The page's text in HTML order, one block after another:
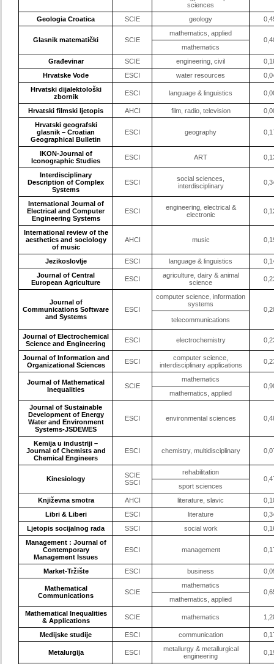
sciences
Geologia Croatica
SCIE geology
Glasnik matematički SCIE
mathematics, applied
mathematics
Građevinar
SCIE engineering, civil
Hrvatske Vode
ESCI water resources
Hrvatski dijalektološki
zbornik
ESCI language & linguistics
Hrvatski filmski ljetopis AHCI film, radio, television
Hrvatski geografski
glasnik – Croatian
Geographical Bulletin
ESCI geography
IKON-Journal of
Iconographic Studies
ESCI ART
Interdisciplinary
Description of Complex
Systems
ESCI
social sciences,
interdisciplinary
International Journal of
Electrical and Computer
Engineering Systems
ESCI
engineering, electrical &
electronic
International review of the
aesthetics and sociology
of music
AHCI music
Jezikoslovlje ESCI language & linguistics
Journal of Central
European Agriculture
ESCI
agriculture, dairy & animal
science
Journal of
Communications Software
and Systems
ESCI
computer science, information
systems
telecommunications
Journal of Electrochemical
Science and Engineering
ESCI electrochemistry
Journal of Information and
Organizational Sciences
ESCI
computer science,
interdisciplinary applications
Journal of Mathematical
Inequalities
SCIE
mathematics
mathematics, applied
Journal of Sustainable
Development of Energy
Water and Environment
Systems-JSDEWES
ESCI environmental sciences
Kemija u industriji –
Journal of Chemists and
Chemical Engineers
ESCI chemistry, multidisciplinary
Kinesiology
SCIE
SSCI
rehabilitation
sport sciences
Književna smotra
AHCI literature, slavic
Libri & Liberi
ESCI literature
Ljetopis socijalnog rada
SSCI social work
Management : Journal of
Contemporary
Management Issues
ESCI management
Market-Tržište ESCI business
Mathematical
Communications
SCIE
mathematics
mathematics, applied
Mathematical Inequalities
& Applications
SCIE mathematics
Medijske studije ESCI communication
Metalurgija ESCI
metallurgy & metallurgical
engineering